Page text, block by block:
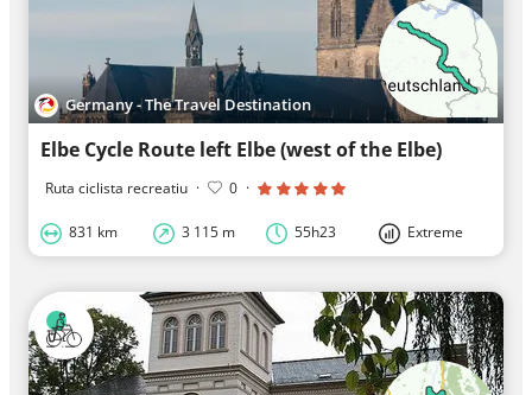
Germany - The Travel Destination
Elbe Cycle Route left Elbe (west of the Elbe)
Ruta ciclista recreatiu · 0 ·
831 km 3 115 m 55h23 Extreme